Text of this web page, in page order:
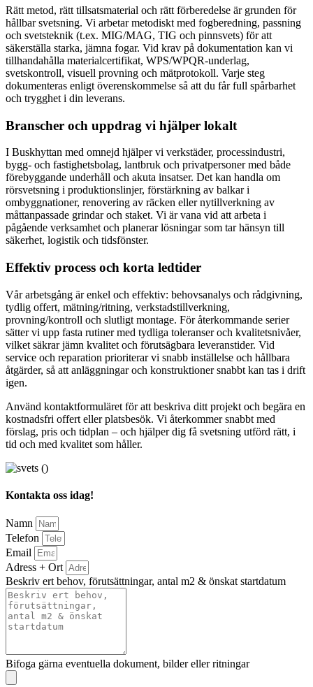
Rätt metod, rätt tillsatsmaterial och rätt förberedelse är grunden för
hållbar svetsning. Vi arbetar metodiskt med fogberedning, passning
och svetsteknik (t.ex. MIG/MAG, TIG och pinnsvets) för att
säkerställa starka, jämna fogar. Vid krav på dokumentation kan vi
tillhandahålla materialcertifikat, WPS/WPQR-underlag,
svetskontroll, visuell provning och mätprotokoll. Varje steg
dokumenteras enligt överenskommelse så att du får full spårbarhet
och trygghet i din leverans.
Branscher och uppdrag vi hjälper lokalt
I Buskhyttan med omnejd hjälper vi verkstäder, processindustri,
bygg- och fastighetsbolag, lantbruk och privatpersoner med både
förebyggande underhåll och akuta insatser. Det kan handla om
rörsvetsning i produktionslinjer, förstärkning av balkar i
ombyggnationer, renovering av räcken eller nytillverkning av
måttanpassade grindar och staket. Vi är vana vid att arbeta i
pågående verksamhet och planerar lösningar som tar hänsyn till
säkerhet, logistik och tidsfönster.
Effektiv process och korta ledtider
Vår arbetsgång är enkel och effektiv: behovsanalys och rådgivning,
tydlig offert, mätning/ritning, verkstadstillverkning,
provning/kontroll och slutligt montage. För återkommande serier
sätter vi upp fasta rutiner med tydliga toleranser och kvalitetsnivåer,
vilket säkrar jämn kvalitet och förutsägbara leveranstider. Vid
service och reparation prioriterar vi snabb inställelse och hållbara
åtgärder, så att anläggningar och konstruktioner snabbt kan tas i drift
igen.
Använd kontaktformuläret för att beskriva ditt projekt och begära en
kostnadsfri offert eller platsbesök. Vi återkommer snabbt med
förslag, pris och tidplan – och hjälper dig få svetsning utförd rätt, i
tid och med kvalitet som håller.
Kontakta oss idag!
Namn
Telefon
Email
Adress + Ort
Beskriv ert behov, förutsättningar, antal m2 & önskat startdatum
Bifoga gärna eventuella dokument, bilder eller ritningar